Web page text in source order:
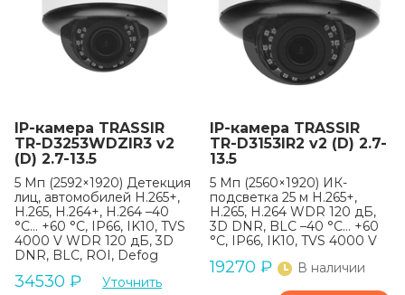
IP-камера TRASSIR
TR-D3253WDZIR3 v2
(D) 2.7-13.5
5 Мп (2592×1920) Детекция
лиц, автомобилей H.265+,
H.265, H.264+, H.264 –40
°C… +60 °C, IP66, IK10, TVS
4000 V WDR 120 дБ, 3D
DNR, BLC, ROI, Defog
34530 ₽ Уточнить
IP-камера TRASSIR
TR-D3153IR2 v2 (D) 2.7-
13.5
5 Мп (2560×1920) ИК-
подсветка 25 м H.265+,
H.265, H.264 WDR 120 дБ,
3D DNR, BLC –40 °C… +60
°C, IP66, IK10, TVS 4000 V
19270 ₽ В наличии